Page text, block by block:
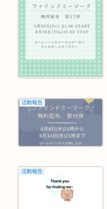
活動報告
活動報告